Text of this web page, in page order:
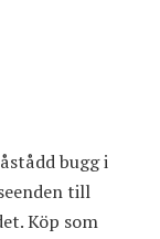
bugg i
till
. Köp som